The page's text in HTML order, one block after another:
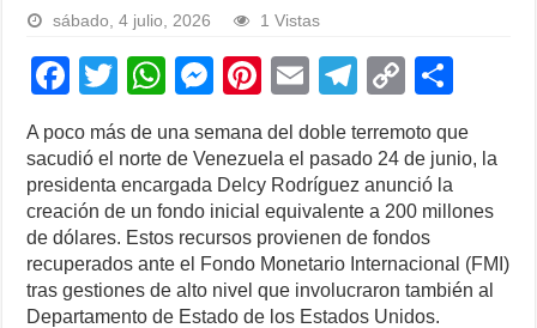
sábado, 4 julio, 2026 1 Vistas
F
c
e
b
o
o
T
wi
tt
er
W
at
s
A
p
p
M
ss
e
n
g
er
Pi
nt
er
e
st
E
m
ail
T
e
gr
a
m
C
p
y
Li
n
k
ar
A poco más de una semana del doble terremoto que
sacudió el norte de Venezuela el pasado 24 de junio, la
presidenta encargada Delcy Rodríguez anunció la
creación de un fondo inicial equivalente a 200 millones
de dólares. Estos recursos provienen de fondos
recuperados ante el Fondo Monetario Internacional (FMI)
tras gestiones de alto nivel que involucraron también al
Departamento de Estado de los Estados Unidos.